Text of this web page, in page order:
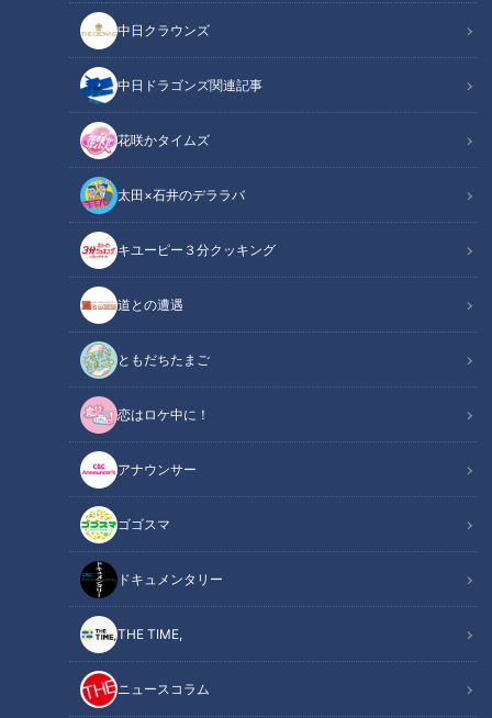
中日クラウンズ
中日ドラゴンズ関連記事
花咲かタイムズ
太田×石井のデララバ
キユーピー３分クッキング
道との遭遇
ともだちたまご
恋はロケ中に！
アナウンサー
ゴゴスマ
ドキュメンタリー
THE TIME,
ニュースコラム
球界のレジェンド・山田久志氏が竜ドラ1高橋宏斗に金言「夏場に一軍
へ」―その心は！？
この記事の画像